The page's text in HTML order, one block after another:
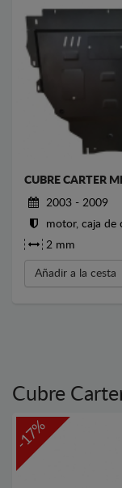
CUBRE CARTER
2003 - 2009
motor, caja de
2 mm
Añadir a la cesta
Cubre
-17%